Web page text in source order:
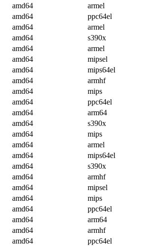
amd64
armel
amd64
ppc64el
amd64
armel
amd64
s390x
amd64
armel
amd64
mipsel
amd64
mips64el
amd64
armhf
amd64
mips
amd64
ppc64el
amd64
arm64
amd64
s390x
amd64
mips
amd64
armel
amd64
mips64el
amd64
s390x
amd64
armhf
amd64
mipsel
amd64
mips
amd64
ppc64el
amd64
arm64
amd64
armhf
amd64
ppc64el